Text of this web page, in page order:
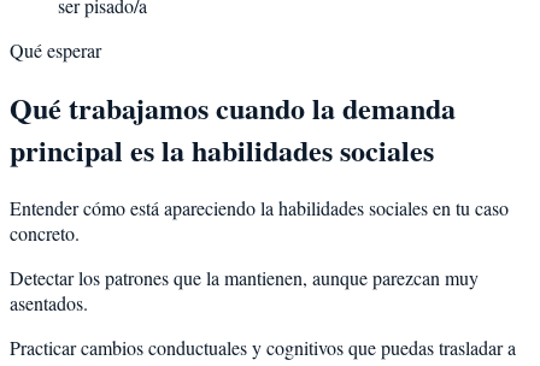
ser pisado/a
Qué esperar
Qué trabajamos cuando la demanda
principal es la habilidades sociales
Entender cómo está apareciendo la habilidades sociales en tu caso
concreto.
Detectar los patrones que la mantienen, aunque parezcan muy
asentados.
Practicar cambios conductuales y cognitivos que puedas trasladar a